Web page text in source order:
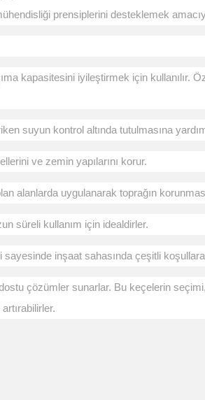
prensiplerini desteklemek
kapasitesini iyileştirmek için kullanılır.
suyun kontrol altında tutulmasına
ve zemin yapılarını korur.
alanlarda uygulanarak toprağın
süreli kullanım için idealdirler.
inşaat sahasında çeşitli
çözümler sunarlar. Bu keçelerin